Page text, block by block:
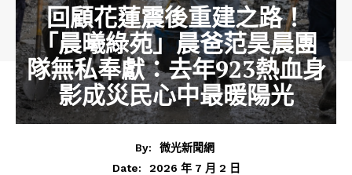
回顧花蓮震後重建之路！
「晨曦綠苑」晨爸范昊晨團
隊無私奉獻：去年923熱血身
影成災民心中最暖陽光
By:
微光新聞網
Date:
2026 年 7 月 2 日